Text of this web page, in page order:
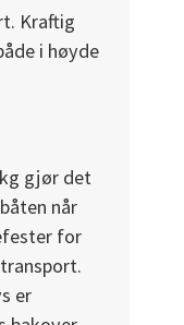
Kraftig
i høyde
gjør det
når
for
er